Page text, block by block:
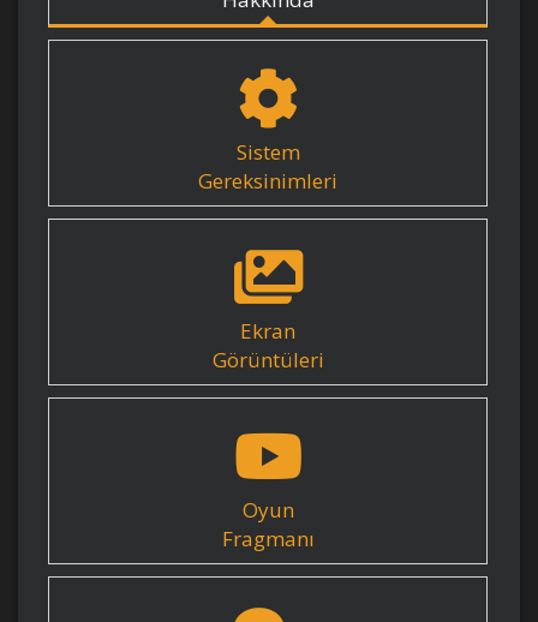
Sistem
Gereksinimleri
Ekran
Görüntüleri
Oyun
Fragmanı